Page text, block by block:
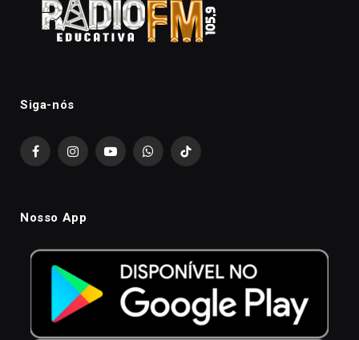
Siga-nós
FacebookInstagramYouTubeWhatsAppTikTok
Nosso App